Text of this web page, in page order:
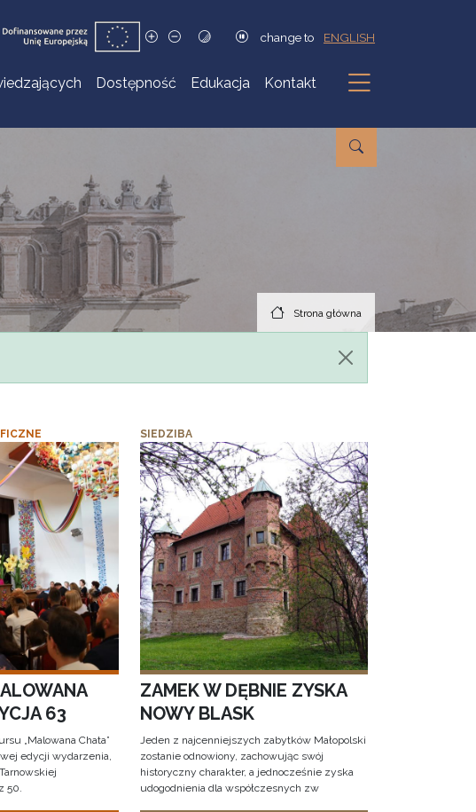
change to ENGLISH
Dostępność Edukacja Kontakt
Podmenu
Strona główna
63
„Malowana Chata”
edycji wydarzenia,
50.
SIEDZIBA
ZAMEK W DĘBNIE ZYSKA
NOWY BLASK
Jeden z najcenniejszych zabytków Małopolski
zostanie odnowiony, zachowując swój
historyczny charakter, a jednocześnie zyska
udogodnienia dla współczesnych zw